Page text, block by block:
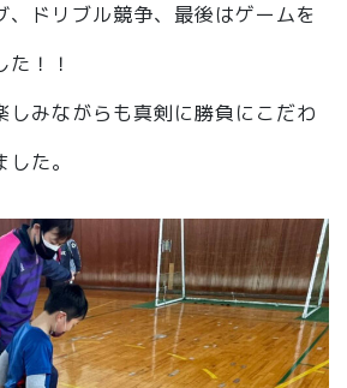
、ドリブル競争、最後はゲームを
！！
しみながらも真剣に勝負にこだわ
た。